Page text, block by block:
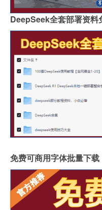
DeepSeek全套部署资料
免费可商用字体批量下载